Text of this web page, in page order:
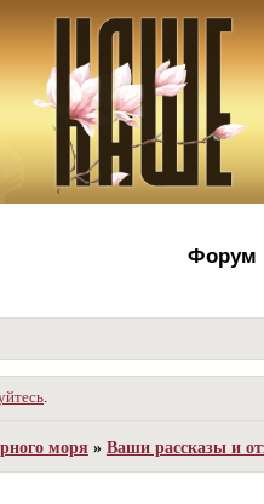
Форум
моря » Ваши рассказы и